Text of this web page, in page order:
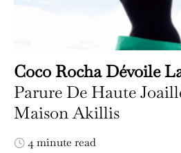
Coco Rocha Dévoile
Parure De Haute
Maison Akillis
4 minute read